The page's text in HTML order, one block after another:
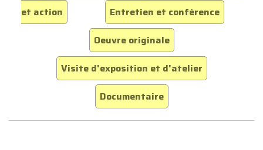
et action
Entretien et conférence
Oeuvre originale
Visite d'exposition et d'atelier
Documentaire